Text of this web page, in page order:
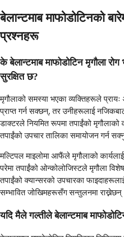
बेलान्टमाब माफोडोटिनको
प्रश्नहरू
के बेलान्टमाब माफोडोटिन मृगौला
सुरक्षित छ?
मृगौलाको समस्या भएका व्यक्तिहरूले प्रायः
प्राप्त गर्न सक्छन्, तर उनीहरूलाई
डाक्टरले नियमित रूपमा तपाईंको
तपाईंको उपचार तालिका समायोजन गर्न
मल्टिपल माइलोमा आफैंले मृगौलाको
परेमा तपाईंको ओन्कोलोजिस्टले मृगौला
तपाईंको क्यान्सरको उपचारका
सम्भावित जोखिमहरूसँग सन्तुलनमा
यदि मैले गल्तीले बेलान्टमाब